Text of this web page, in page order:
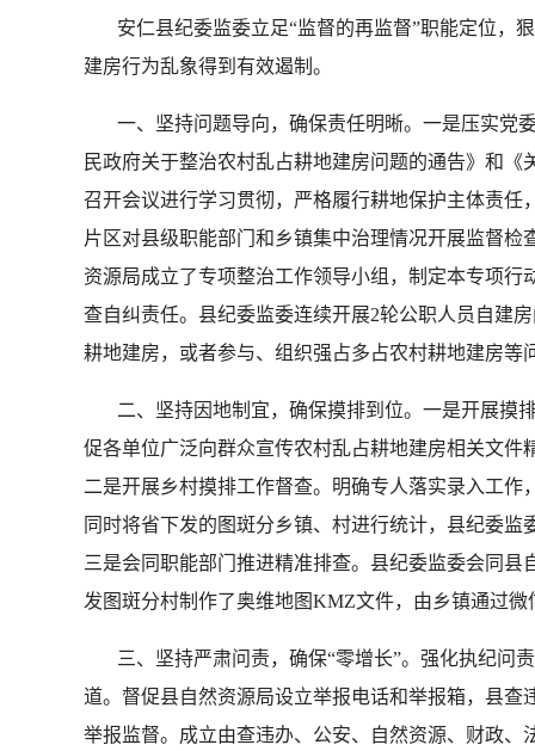
安仁县纪委监委立足“监督的再监督”职能定位，
建房行为乱象得到有效遏制。
一、坚持问题导向，确保责任明晰。一是压实党
民政府关于整治农村乱占耕地建房问题的通告》和
召开会议进行学习贯彻，严格履行耕地保护主体责
片区对县级职能部门和乡镇集中治理情况开展监督
资源局成立了专项整治工作领导小组，制定本专项
查自纠责任。县纪委监委连续开展2轮公职人员自建
耕地建房，或者参与、组织强占多占农村耕地建房等
二、坚持因地制宜，确保摸排到位。一是开展摸排
促各单位广泛向群众宣传农村乱占耕地建房相关文
二是开展乡村摸排工作督查。明确专人落实录入工
同时将省下发的图斑分乡镇、村进行统计，县纪委
三是会同职能部门推进精准排查。县纪委监委会同
发图斑分村制作了奥维地图KMZ文件，由乡镇通过
三、坚持严肃问责，确保“零增长”。强化执纪问
道。督促县自然资源局设立举报电话和举报箱，县
举报监督。成立由查违办、公安、自然资源、财政